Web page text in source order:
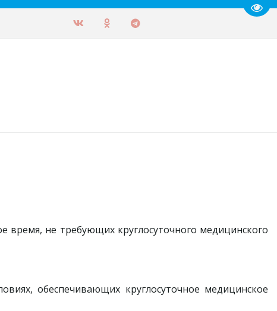
не требующих круглосуточного медицинского
обеспечивающих круглосуточное медицинское